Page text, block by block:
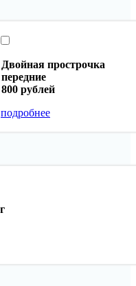
Двойная прострочка
передние
800 рублей
подробнее